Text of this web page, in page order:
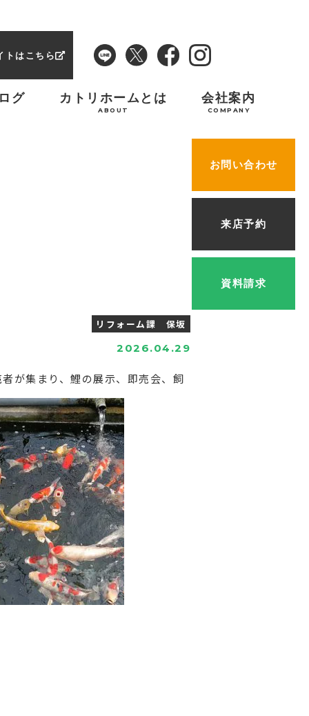
トはこちら
グ カトリホームとは
ABOUT
会社案内
COMPANY
お問い合わせ
来店予約
資料請求
リフォーム課 保坂
2026.04.29
が集まり、鯉の展示、即売会、飼